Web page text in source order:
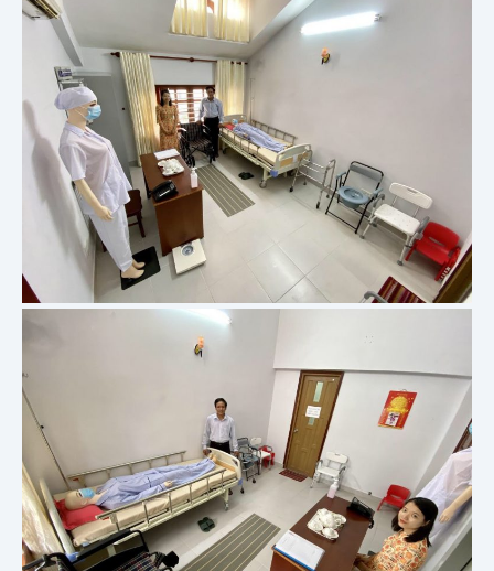
Họ tên